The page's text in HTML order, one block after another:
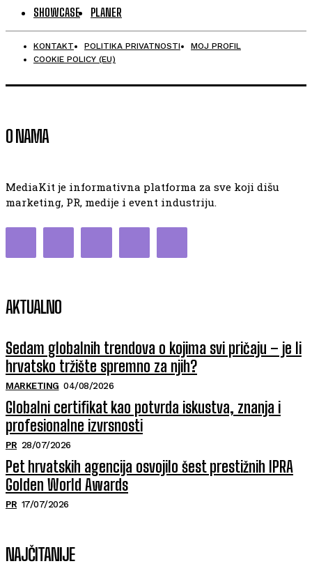
SHOWCASE
PLANER
KONTAKT POLITIKA PRIVATNOSTI
MOJ PROFIL
COOKIE POLICY (EU)
O NAMA
MediaKit je informativna platforma za sve koji dišu
marketing, PR, medije i event industriju.
AKTUALNO
Sedam globalnih trendova o kojima svi pričaju – je li
hrvatsko tržište spremno za njih?
MARKETING 04/08/2026
Globalni certifikat kao potvrda iskustva, znanja i
profesionalne izvrsnosti
PR 28/07/2026
Pet hrvatskih agencija osvojilo šest prestižnih IPRA
Golden World Awards
PR 17/07/2026
NAJČITANIJE